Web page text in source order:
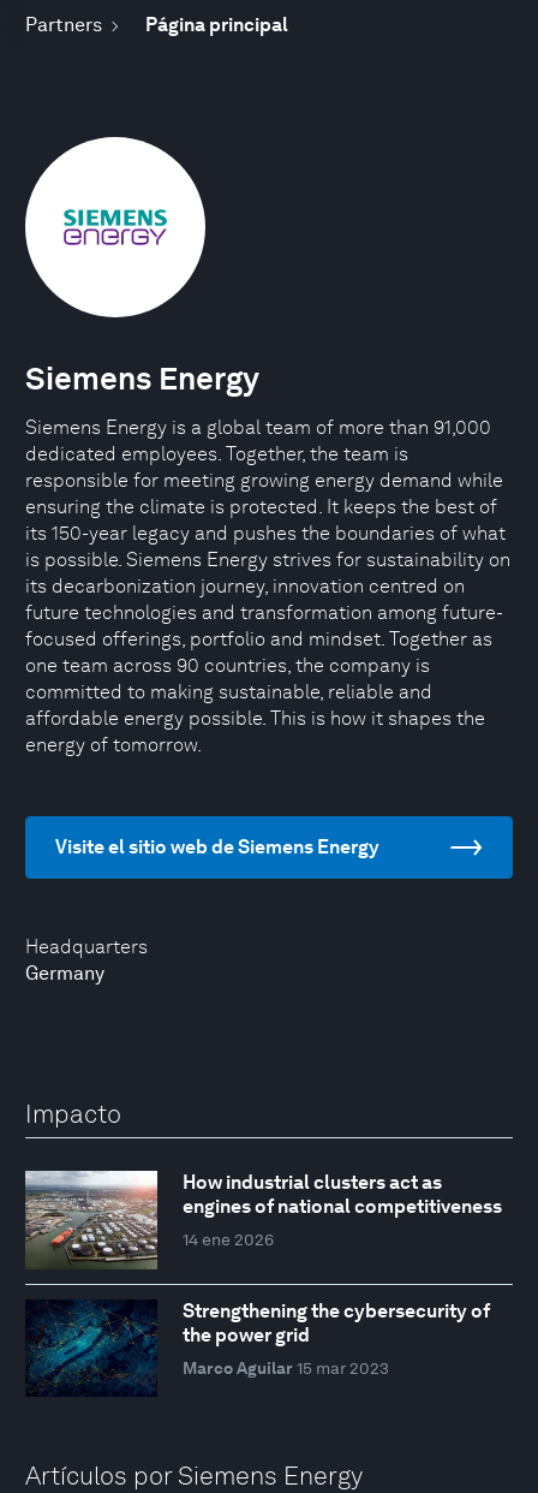
Partners Página principal
Headquarters
Germany
Siemens Energy
Siemens Energy is a global team of more than 91,000
dedicated employees. Together, the team is
responsible for meeting growing energy demand while
ensuring the climate is protected. It keeps the best of
its 150-year legacy and pushes the boundaries of what
is possible. Siemens Energy strives for sustainability on
its decarbonization journey, innovation centred on
future technologies and transformation among future-
focused offerings, portfolio and mindset. Together as
one team across 90 countries, the company is
committed to making sustainable, reliable and
affordable energy possible. This is how it shapes the
energy of tomorrow.
Visite el sitio web de Siemens Energy
Impacto
How industrial clusters act as
engines of national competitiveness
14 ene 2026
Strengthening the cybersecurity of
the power grid
Marco Aguilar 15 mar 2023
Artículos por Siemens Energy